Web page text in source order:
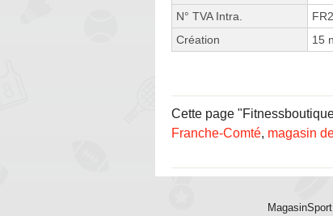
N° TVA Intra.
Création
15
Cette page
Franche-Comté, magasin